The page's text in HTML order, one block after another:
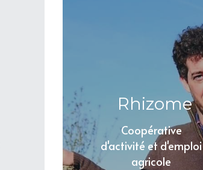
Rhizome
Coopérative
d'activité et d'emploi
agricole